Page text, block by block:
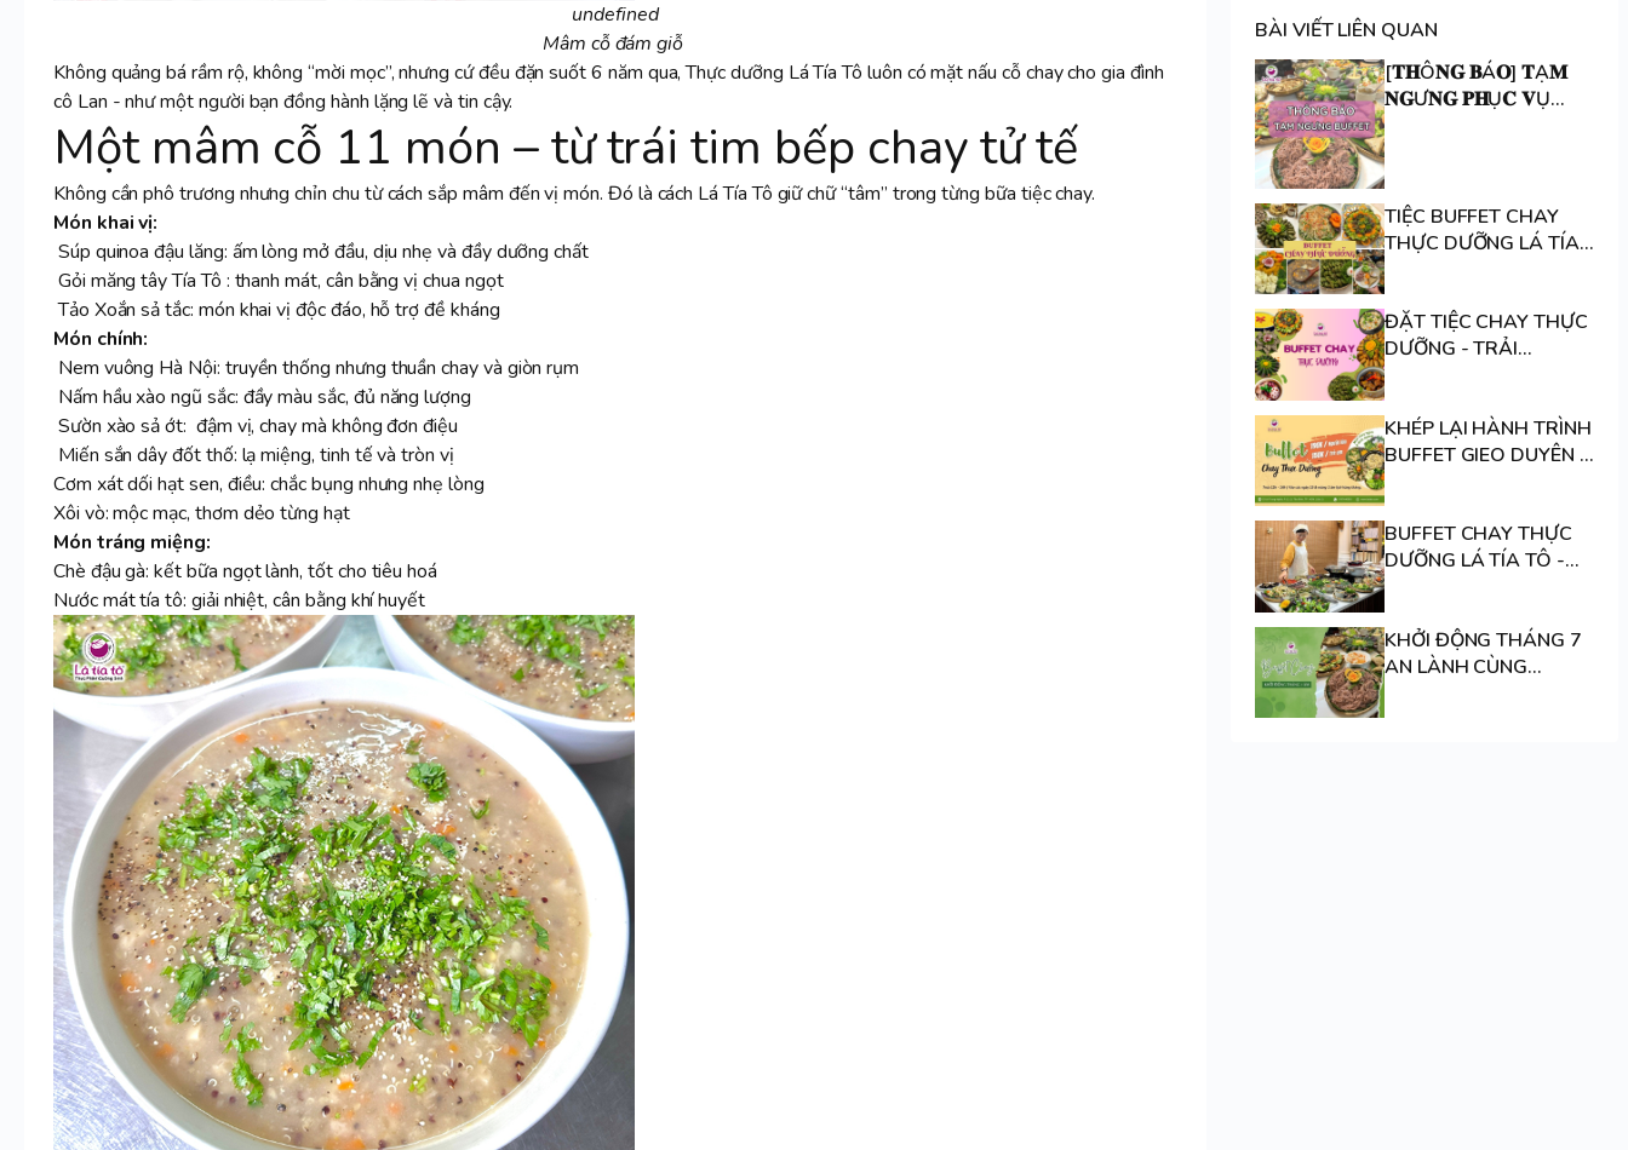
undefined
Mâm cỗ đám giỗ
Không quảng bá rầm rộ, không “mời mọc”, nhưng cứ đều đặn suốt 6 năm qua, Thực dưỡng Lá Tía Tô luôn có mặt nấu cỗ chay cho gia đình
cô Lan - như một người bạn đồng hành lặng lẽ và tin cậy.
Một mâm cỗ 11 món – từ trái tim bếp chay tử tế
Không cần phô trương nhưng chỉn chu từ cách sắp mâm đến vị món. Đó là cách Lá Tía Tô giữ chữ “tâm” trong từng bữa tiệc chay.
Món khai vị:
Súp quinoa đậu lăng: ấm lòng mở đầu, dịu nhẹ và đầy dưỡng chất
Gỏi măng tây Tía Tô : thanh mát, cân bằng vị chua ngọt
Tảo Xoắn sả tắc: món khai vị độc đáo, hỗ trợ đề kháng
Món chính:
Nem vuông Hà Nội: truyền thống nhưng thuần chay và giòn rụm
Nấm hầu xào ngũ sắc: đầy màu sắc, đủ năng lượng
Sườn xào sả ớt: đậm vị, chay mà không đơn điệu
Miến sắn dây đốt thố: lạ miệng, tinh tế và tròn vị
Cơm xát dối hạt sen, điều: chắc bụng nhưng nhẹ lòng
Xôi vò: mộc mạc, thơm dẻo từng hạt
Món tráng miệng:
Chè đậu gà: kết bữa ngọt lành, tốt cho tiêu hoá
Nước mát tía tô: giải nhiệt, cân bằng khí huyết
BÀI VIẾT LIÊN QUAN
[𝐓𝐇Ô𝐍𝐆 𝐁Á𝐎] 𝐓Ạ𝐌
𝐍𝐆Ư𝐍𝐆 𝐏𝐇Ụ𝐂 𝐕Ụ
TIỆC BUFFET CHAY
THỰC DƯỠNG LÁ TÍA
ĐẶT TIỆC CHAY THỰC
DƯỠNG - TRẢI
KHÉP LẠI HÀNH TRÌNH
BUFFET GIEO DUYÊN …
BUFFET CHAY THỰC
DƯỠNG LÁ TÍA TÔ -
LÀNH
KHỞI ĐỘNG THÁNG 7
AN LÀNH CÙNG